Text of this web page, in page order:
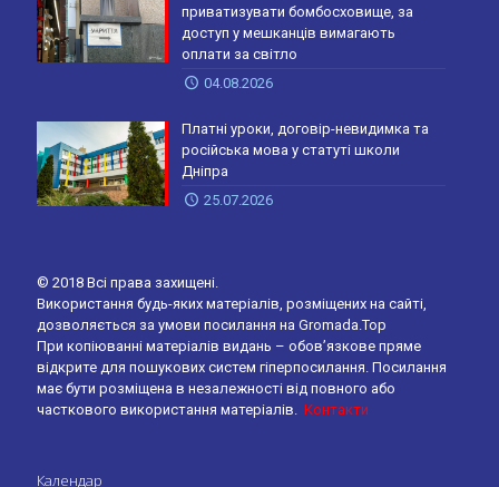
приватизувати бомбосховище, за
доступ у мешканців вимагають
оплати за світло
04.08.2026
Платні уроки, договір-невидимка та
російська мова у статуті школи
Дніпра
25.07.2026
© 2018 Всі права захищені.
Використання будь-яких матеріалів, розміщених на сайті,
дозволяється за умови посилання на Gromada.Top
При копіюванні матеріалів видань – обов’язкове пряме
відкрите для пошукових систем гіперпосилання. Посилання
має бути розміщена в незалежності від повного або
часткового використання матеріалів. Контакти
Календар